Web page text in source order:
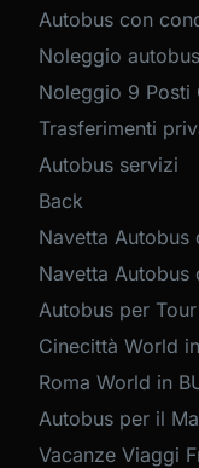
Autobus con
Noleggio
Noleggio 9 Posti
Trasferimenti
Autobus servizi
Back
Navetta Autobus
Navetta Autobus
Autobus per
Cinecittà World
Roma World in
Autobus per il
Vacanze Viaggi